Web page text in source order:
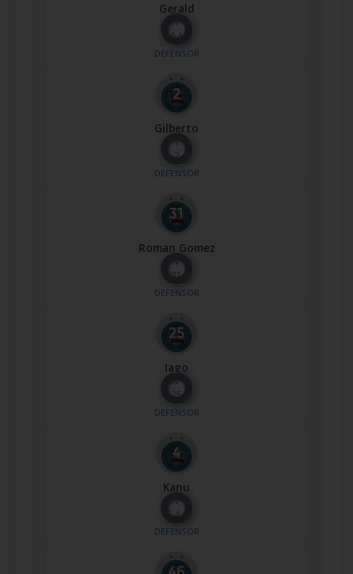
Gerald
Nº
54
DEFENSOR
Gilberto
Nº
2
DEFENSOR
Roman Gomez
Nº
31
DEFENSOR
Iago
Nº
25
DEFENSOR
Kanu
Nº
4
DEFENSOR